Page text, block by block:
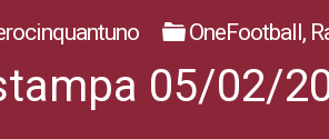
OneFootball,
05/02/